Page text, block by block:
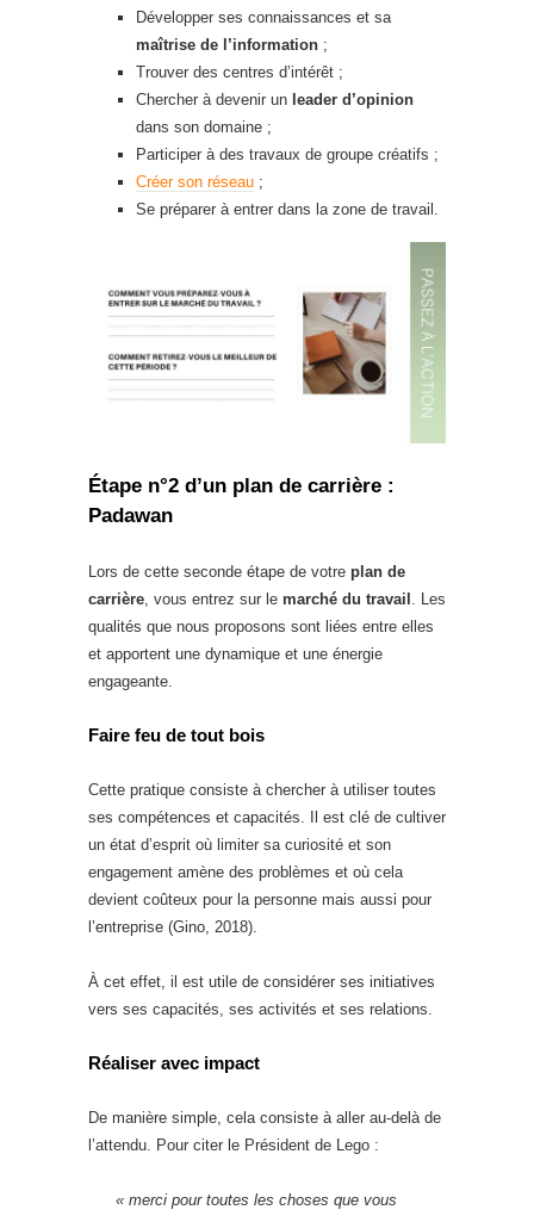
Développer ses connaissances et sa
maîtrise de l’information ;
Trouver des centres d’intérêt ;
Chercher à devenir un leader d’opinion
dans son domaine ;
Participer à des travaux de groupe créatifs ;
Créer son réseau ;
Se préparer à entrer dans la zone de travail.
Étape n°2 d’un plan de carrière :
Padawan
Lors de cette seconde étape de votre plan de
carrière , vous entrez sur le marché du travail . Les
qualités que nous proposons sont liées entre elles
et apportent une dynamique et une énergie
engageante.
Faire feu de tout bois
Cette pratique consiste à chercher à utiliser toutes
ses compétences et capacités. Il est clé de cultiver
un état d’esprit où limiter sa curiosité et son
engagement amène des problèmes et où cela
devient coûteux pour la personne mais aussi pour
l’entreprise (Gino, 2018).
À cet effet, il est utile de considérer ses initiatives
vers ses capacités, ses activités et ses relations.
Réaliser avec impact
De manière simple, cela consiste à aller au-delà de
l’attendu. Pour citer le Président de Lego :
« merci pour toutes les choses que vous